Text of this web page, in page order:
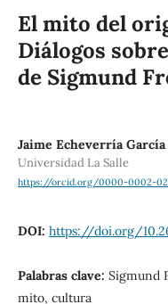
El mito del
Diálogos
de Sigmund
Jaime Echeverría García
Universidad La Salle
https://orcid.org/0000-0002-
DOI: https://doi.org/
Palabras clave: Sigmund
mito, cultura